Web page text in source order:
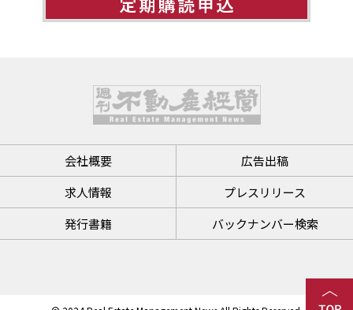
会社概要
広告出稿
求人情報
プレスリリース
発行書籍
バックナンバー検索